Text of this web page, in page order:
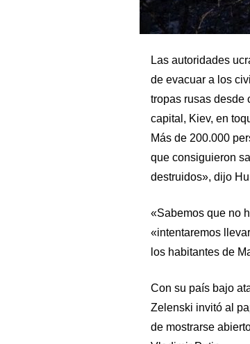
Las autoridades
de evacuar a los
tropas rusas desde
capital, Kiev, en
Más de 200.000
que consiguieron
destruidos», dijo
«Sabemos que no
«intentaremos
los habitantes de
Con su país bajo
Zelenski invitó al
de mostrarse